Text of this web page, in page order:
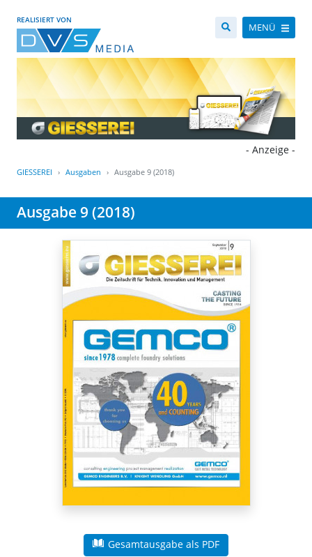
REALISIERT VON
MENÜ
- Anzeige -
GIESSEREI Ausgaben Ausgabe 9 (2018)
Ausgabe 9 (2018)
Gesamtausgabe als PDF